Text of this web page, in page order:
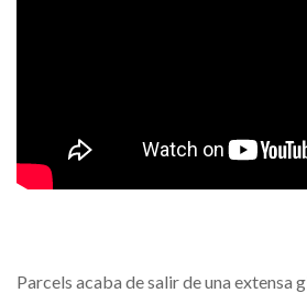
Parcels acaba de salir de una extensa